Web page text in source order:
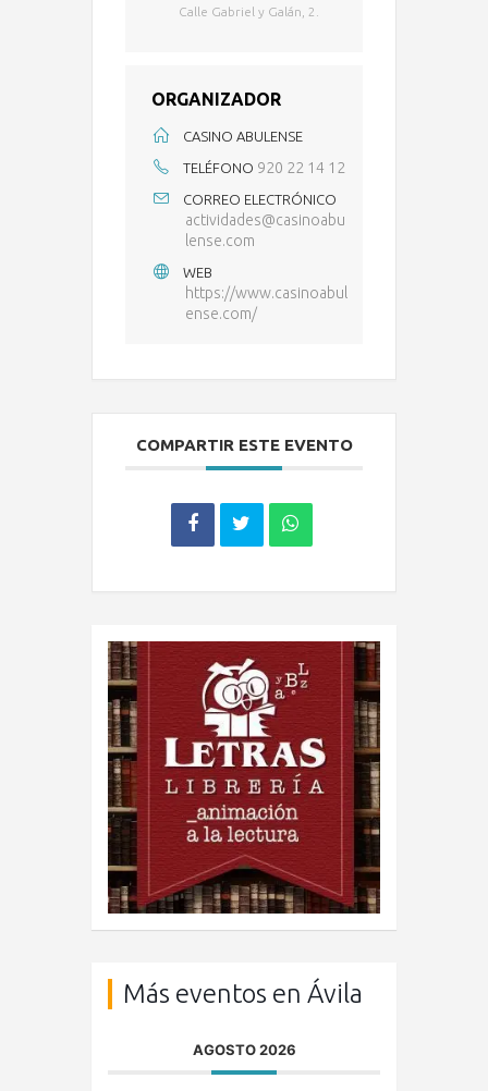
Calle Gabriel y Galán, 2.
ORGANIZADOR
CASINO ABULENSE
TELÉFONO 920 22 14 12
CORREO ELECTRÓNICO
actividades@casinoabu
lense.com
WEB
https://www.casinoabul
ense.com/
COMPARTIR ESTE EVENTO
Más eventos en Ávila
AGOSTO 2026